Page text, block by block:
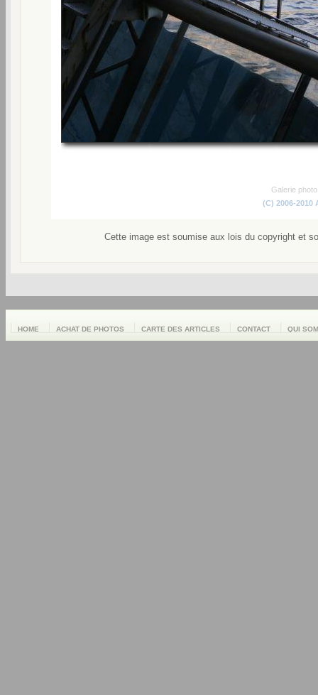
Galerie
(C) 2006-2010
Cette image est soumise aux lois du copyright et
HOME ACHAT DE PHOTOS CARTE DES ARTICLES CONTACT QUI